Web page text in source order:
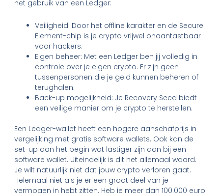
het gebruik van een Ledger:
Veiligheid: Door het offline karakter en de Secure
Element-chip is je crypto vrijwel onaantastbaar
voor hackers.
Eigen beheer: Met een Ledger ben jij volledig in
controle over je eigen crypto. Er zijn geen
tussenpersonen die je geld kunnen beheren of
terughalen.
Back-up mogelijkheid: Je Recovery Seed biedt
een veilige manier om je crypto te herstellen.
Een Ledger-wallet heeft een hogere aanschafprijs in
vergelijking met gratis software wallets. Ook kan de
set-up aan het begin wat lastiger zijn dan bij een
software wallet. Uiteindelijk is dit het allemaal waard.
Je wilt natuurlijk niet dat jouw crypto verloren gaat.
Helemaal niet als je er een groot deel van je
vermogen in hebt zitten. Heb je meer dan 100.000 euro